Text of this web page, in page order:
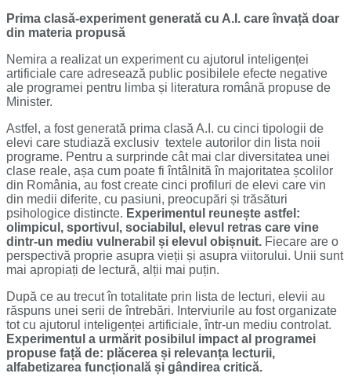
Prima clasă-experiment generată cu A.I. care învață doar
din materia propusă
Nemira a realizat un experiment cu ajutorul inteligenței
artificiale care adresează public posibilele efecte negative
ale programei pentru limba și literatura română propuse de
Minister.
Astfel, a fost generată prima clasă A.I. cu cinci tipologii de
elevi care studiază exclusiv textele autorilor din lista noii
programe. Pentru a surprinde cât mai clar diversitatea unei
clase reale, așa cum poate fi întâlnită în majoritatea școlilor
din România, au fost create cinci profiluri de elevi care vin
din medii diferite, cu pasiuni, preocupări și trăsături
psihologice distincte. Experimentul reunește astfel:
olimpicul, sportivul, sociabilul, elevul retras care vine
dintr-un mediu vulnerabil și elevul obișnuit. Fiecare are o
perspectivă proprie asupra vieții și asupra viitorului. Unii sunt
mai apropiați de lectură, alții mai puțin.
După ce au trecut în totalitate prin lista de lecturi, elevii au
răspuns unei serii de întrebări. Interviurile au fost organizate
tot cu ajutorul inteligenței artificiale, într-un mediu controlat.
Experimentul a urmărit posibilul impact al programei
propuse față de: plăcerea și relevanța lecturii,
alfabetizarea funcțională și gândirea critică.